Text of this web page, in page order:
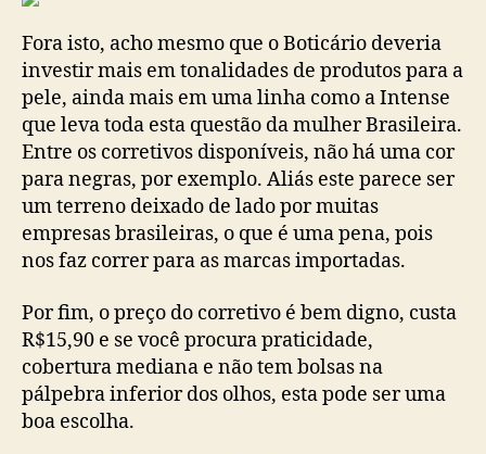
Fora isto, acho mesmo que o Boticário deveria
investir mais em tonalidades de produtos para a
pele, ainda mais em uma linha como a Intense
que leva toda esta questão da mulher Brasileira.
Entre os corretivos disponíveis, não há uma cor
para negras, por exemplo. Aliás este parece ser
um terreno deixado de lado por muitas
empresas brasileiras, o que é uma pena, pois
nos faz correr para as marcas importadas.
Por fim, o preço do corretivo é bem digno, custa
R$15,90 e se você procura praticidade,
cobertura mediana e não tem bolsas na
pálpebra inferior dos olhos, esta pode ser uma
boa escolha.